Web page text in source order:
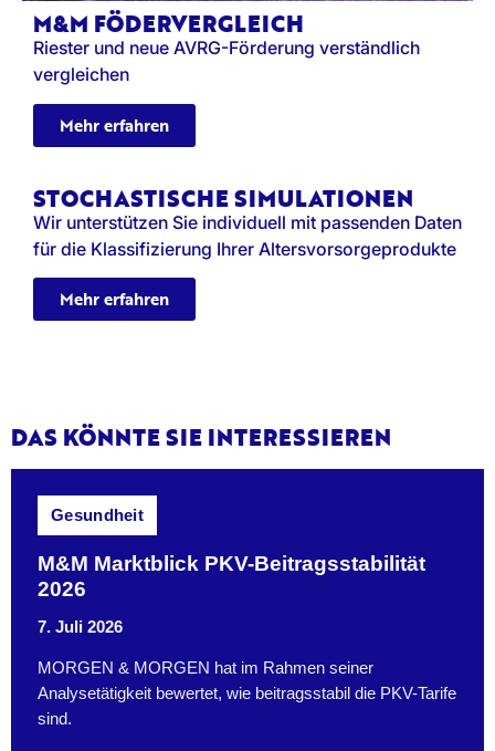
M&M FÖDERVERGLEICH
Riester und neue AVRG-Förderung verständlich
vergleichen
Mehr erfahren
STOCHASTISCHE SIMULATIONEN
Wir unterstützen Sie individuell mit passenden Daten
für die Klassifizierung Ihrer Altersvorsorgeprodukte
Mehr erfahren
DAS KÖNNTE SIE INTERESSIEREN
Gesundheit
M&M Marktblick PKV-Beitragsstabilität
2026
7. Juli 2026
MORGEN & MORGEN hat im Rahmen seiner
Analysetätigkeit bewertet, wie beitragsstabil die PKV-Tarife
sind.